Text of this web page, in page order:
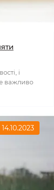
і
важливо
14.10.2023